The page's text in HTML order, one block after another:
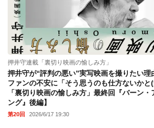
押井守連載「裏切り映画の愉しみ方」
押井守が“評判の悪い”実写映画を撮りたい理
ファンの不安に「そう思うのも仕方ないか
「裏切り映画の愉しみ方」最終回『バーン
ング』後編】
第20回 2026/6/17 19:30